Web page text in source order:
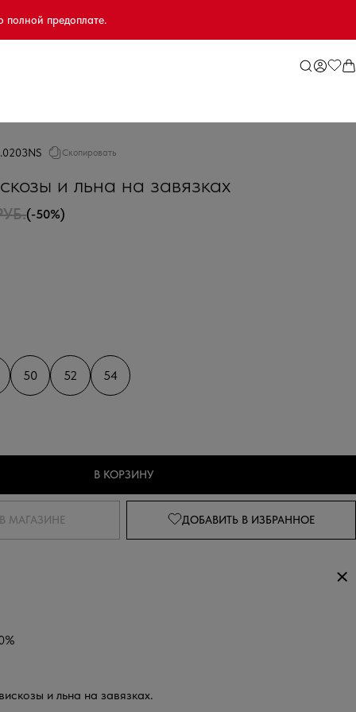
полной предоплате.
Скопировать
и льна на завязках
(-50%)
50 52 54
В КОРЗИНУ
МАГАЗИНЕ ДОБАВИТЬ В ИЗБРАННОЕ
и льна на завязках.